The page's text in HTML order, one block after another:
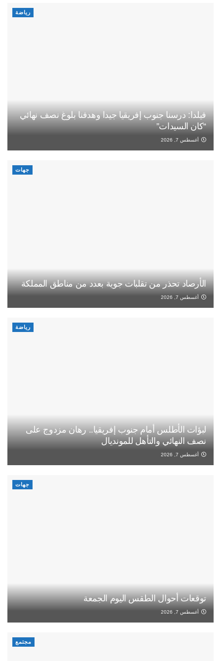
رياضة
فيلدا: درسنا جنوب إفريقيا جيدا وهدفنا بلوغ نصف نهائي
“كان السيدات”
أغسطس 7, 2026
جهات
الأرصاد تحذر من تقلبات جوية بعدد من مناطق المملكة
أغسطس 7, 2026
رياضة
لبؤات الأطلس أمام جنوب إفريقيا.. رهان مزدوج على
نصف النهائي والتأهل للمونديال
أغسطس 7, 2026
جهات
توقعات أحوال الطقس اليوم الجمعة
أغسطس 7, 2026
مجتمع